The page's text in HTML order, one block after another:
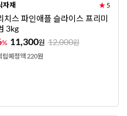
자재 ★ 5
치스 파인애플 슬라이스 프리미
3kg
% 11,300원 12,000원
립예정액 220원